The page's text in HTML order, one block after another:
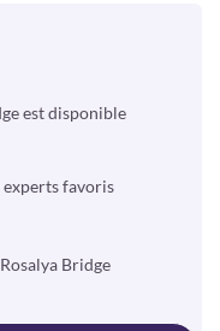
est disponible
experts favoris
Bridge